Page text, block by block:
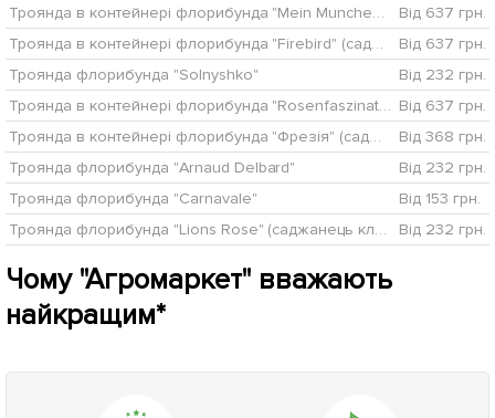
Троянда в контейнері флорибунда "Mein Munchen" (саджанець класу АА+)
Від 637 грн.
Троянда в контейнері флорибунда "Firebird" (саджанець класу АА+)
Від 637 грн.
Троянда флорибунда "Solnyshko"
Від 232 грн.
Троянда в контейнері флорибунда "Rosenfaszination" (саджанець класу АА+) Від 637 грн.
Троянда в контейнері флорибунда "Фрезія" (саджанець класу АА+)
Від 368 грн.
Троянда флорибунда "Arnaud Delbard"
Від 232 грн.
Троянда флорибунда "Carnavale"
Від 153 грн.
Троянда флорибунда "Lions Rose" (саджанець класу АА +) вищий сорт
Від 232 грн.
Чому "Агромаркет" вважають
найкращим*